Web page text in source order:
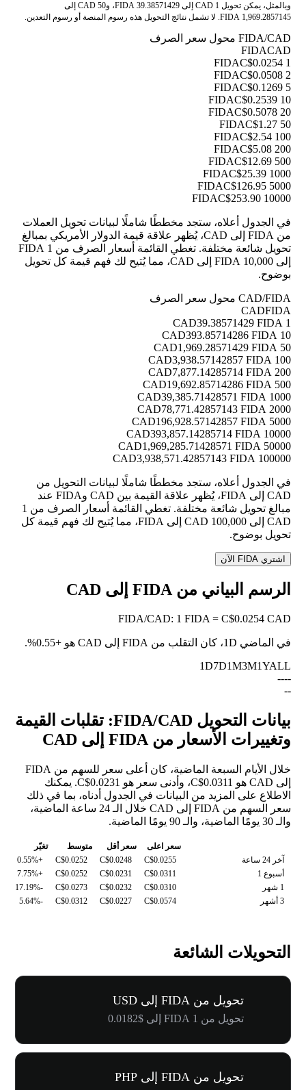
وبالمثل، يمكن تحويل 1 CAD إلى 39.38571429 FIDA، و50 CAD إلى
1,969.2857145 FIDA. لا تشمل نتائج التحويل هذه رسوم المنصة أو رسوم التعدين.
FIDA/CAD محول سعر الصرف
FIDACAD
1 FIDA
C$0.0254
2 FIDA
C$0.0508
5 FIDA
C$0.1269
10 FIDA
C$0.2539
20 FIDA
C$0.5078
50 FIDA
C$1.27
100 FIDA
C$2.54
200 FIDA
C$5.08
500 FIDA
C$12.69
1000 FIDA
C$25.39
5000 FIDA
C$126.95
10000 FIDA
C$253.90
في الجدول أعلاه، ستجد مخططًا شاملًا لبيانات تحويل العملات
من FIDA إلى CAD، يُظهر علاقة قيمة الدولار الأمريكي بمبالغ
تحويل شائعة مختلفة. تغطي القائمة أسعار الصرف من 1 FIDA
إلى 10,000 FIDA إلى CAD، مما يُتيح لك فهم قيمة كل تحويل
بوضوح.
CAD/FIDA محول سعر الصرف
CADFIDA
1 CAD
39.38571429 FIDA
10 CAD
393.85714286 FIDA
50 CAD
1,969.28571429 FIDA
100 CAD
3,938.57142857 FIDA
200 CAD
7,877.14285714 FIDA
500 CAD
19,692.85714286 FIDA
1000 CAD
39,385.71428571 FIDA
2000 CAD
78,771.42857143 FIDA
5000 CAD
196,928.57142857 FIDA
10000 CAD
393,857.14285714 FIDA
50000 CAD
1,969,285.71428571 FIDA
100000 CAD
3,938,571.42857143 FIDA
في الجدول أعلاه، ستجد مخططًا شاملًا لبيانات التحويل من
CAD إلى FIDA، يُظهر علاقة القيمة بين CAD وFIDA عند
مبالغ تحويل شائعة مختلفة. تغطي القائمة أسعار الصرف من 1
CAD إلى 100,000 CAD إلى FIDA، مما يُتيح لك فهم قيمة كل
تحويل بوضوح.
اشتري FIDA الآن
الرسم البياني من FIDA إلى CAD
FIDA/CAD: 1 FIDA = C$0.0254 CAD
في الماضي 1D، كان التقلب من FIDA إلى CAD هو +0.55%
.
1D7D1M3M1YALL
--
--
--
بيانات التحويل FIDA/CAD: تقلبات القيمة
وتغييرات الأسعار من FIDA إلى CAD
خلال الأيام السبعة الماضية، كان أعلى سعر للسهم من FIDA
إلى CAD هو C$0.0311، وأدنى سعر هو C$0.0231. يمكنك
الاطلاع على المزيد من البيانات في الجدول أدناه، بما في ذلك
سعر السهم من FIDA إلى CAD خلال الـ 24 ساعة الماضية،
والـ 30 يومًا الماضية، والـ 90 يومًا الماضية.
سعر اعلى سعر أقل متوسط
تغيّر
آخر 24 ساعة
C$0.0255
C$0.0248
C$0.0252
+0.55%
أسبوع 1
C$0.0311
C$0.0231
C$0.0252
+7.75%
1 شهر
C$0.0310
C$0.0232
C$0.0273
-17.19%
3 أشهر
C$0.0574
C$0.0227
C$0.0312
-5.64%
التحويلات الشائعة
تحويل من FIDA إلى USD
تحويل من 1 FIDA إلى $0.0182
تحويل من FIDA إلى PHP